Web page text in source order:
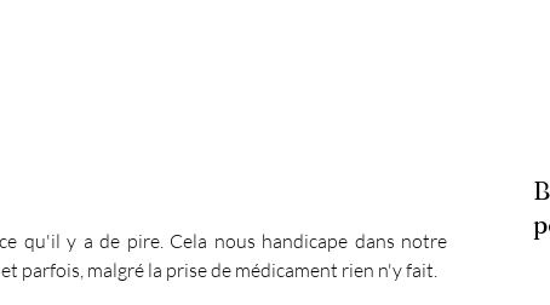
qu'il y a de pire. Cela nous handicape dans notre
parfois, malgré la prise de médicament rien n'y fait.